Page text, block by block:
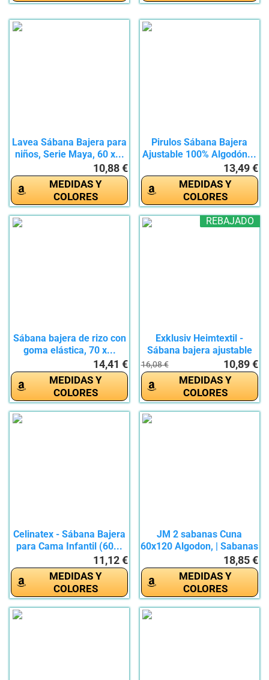
Lavea Sábana Bajera para
niños, Serie Maya, 60 x...
10,88 €
MEDIDAS Y
COLORES
Pirulos Sábana Bajera
Ajustable 100% Algodón...
13,49 €
MEDIDAS Y
COLORES
Sábana bajera de rizo con
goma elástica, 70 x...
14,41 €
MEDIDAS Y
COLORES
REBAJADO
Exklusiv Heimtextil -
Sábana bajera ajustable
16,08 € 10,89 €
MEDIDAS Y
COLORES
Celinatex - Sábana Bajera
para Cama Infantil (60...
11,12 €
MEDIDAS Y
COLORES
JM 2 sabanas Cuna
60x120 Algodon, | Sabanas
18,85 €
MEDIDAS Y
COLORES